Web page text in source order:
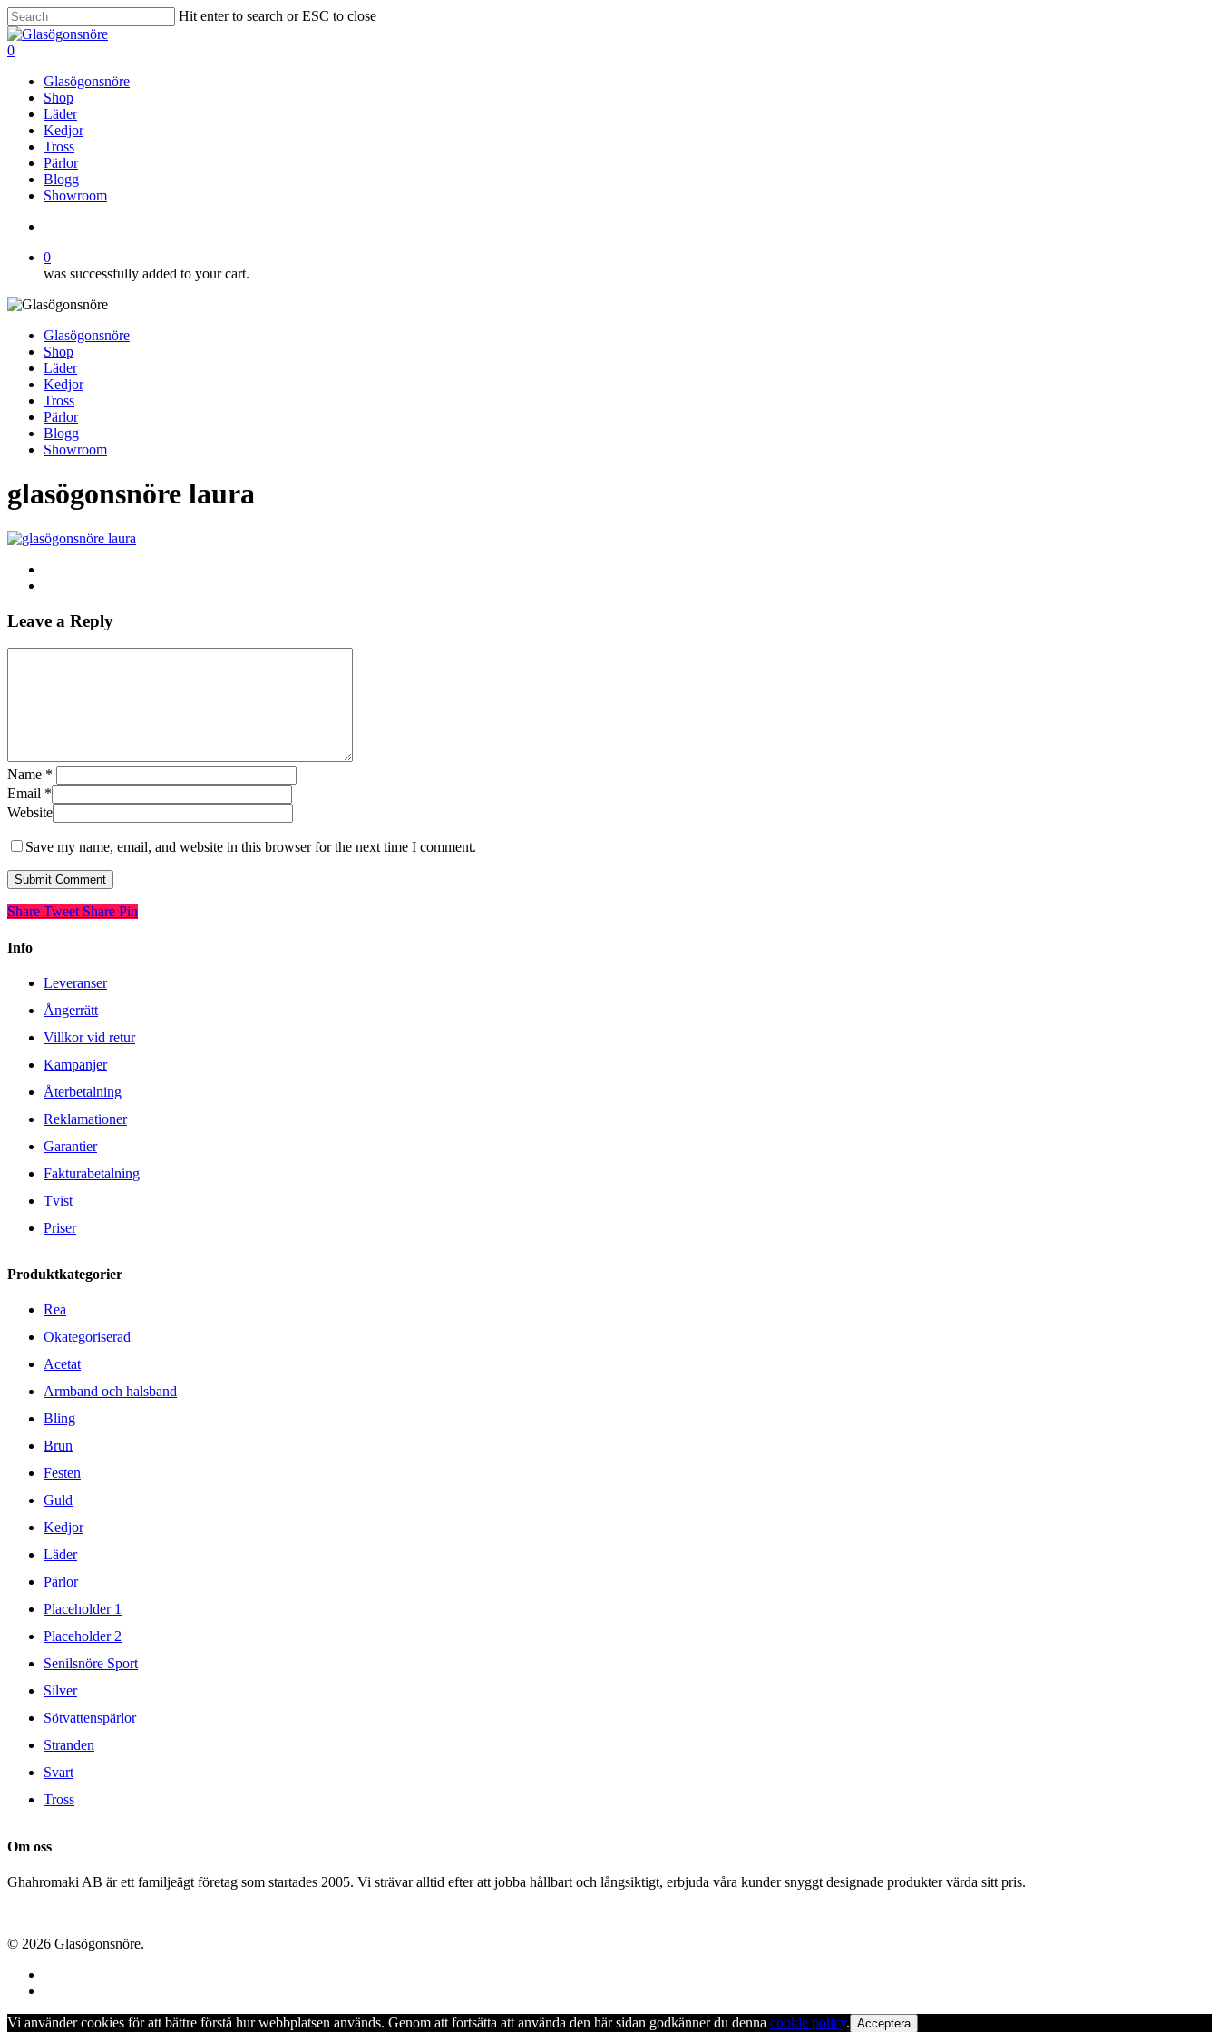
Skip
to
main
Hit enter to search or ESC to close
Close
Search
search
0
Glasögonsnöre
Shop
Läder
Kedjor
Tross
Pärlor
Blogg
Showroom
0
was successfully added to your cart.
Glasögonsnöre
Shop
Läder
Kedjor
Tross
Pärlor
Blogg
Showroom
glasögonsnöre laura
Leave a Reply
Name *
Email *
Website
Save my name, email, and website in this browser for the next time I comment.
Share Tweet Share Pin
Info
Leveranser
Ångerrätt
Villkor vid retur
Kampanjer
Återbetalning
Reklamationer
Garantier
Fakturabetalning
Tvist
Priser
Produktkategorier
Rea
Okategoriserad
Acetat
Armband och halsband
Bling
Brun
Festen
Guld
Kedjor
Läder
Pärlor
Placeholder 1
Placeholder 2
Senilsnöre Sport
Silver
Sötvattenspärlor
Stranden
Svart
Tross
Om oss
Ghahromaki AB är ett familjeägt företag som startades 2005. Vi strävar alltid efter att jobba hållbart och långsiktigt, erbjuda våra kunder snyggt designade produkter värda sitt pris.
© 2026 Glasögonsnöre.
Vi använder cookies för att bättre förstå hur webbplatsen används. Genom att fortsätta att använda den här sidan godkänner du denna cookie policy. Acceptera